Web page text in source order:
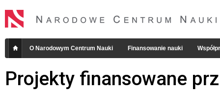
O Narodowym Centrum Nauki Finansowanie nauki
Projekty finansowane